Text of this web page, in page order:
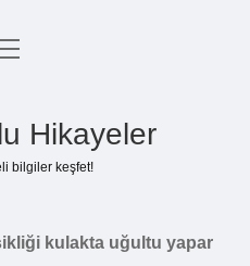
Hikayeler
bilgiler keşfet!
kulakta uğultu yapar